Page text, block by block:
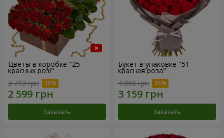
Цветы в коробке "25
красных роз!"
3 713 грн
Заказать
Букет в упаковке "51
красная роза"
4 860 грн
Заказать